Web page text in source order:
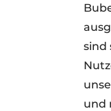
sind
und